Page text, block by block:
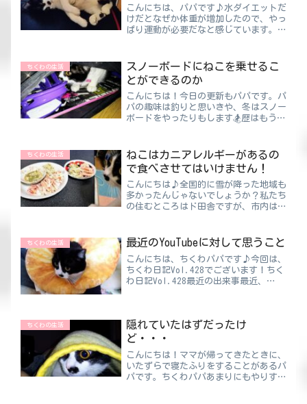
こんにちは、パパです♪水ダイエットだ
けだとなぜか体重が増加したので、やっ
ぱり運動が必要だなと感じています。こ
エットの効果はまったく見られません。
お肌の調子がよくなって頭...
ちくわの生活
スノーボードにねこを乗せるこ
とができるのか
こんにちは！今日の更新もパパです。パ
パの趣味は釣りと思いきや、冬はスノー
ボードをやったりもします🏂歴はもう10
が、だんだんと休憩時間のほうが長くな
ってきます（笑）普通に滑...
ちくわの生活
ねこはカニアレルギーがあるの
で食べさせてはいけません！
こんにちは♪全国的に雪が降った地域も
多かったんじゃないでしょうか？私たち
の住むところはド田舎ですが、市内はほ
いので除去が必要な雪が大嫌いです。ス
ノボ歴は10年越えてるけ...
ちくわの生活 最近のYouTubeに対して思うこと
こんにちは、ちくわパパです♪今回は、
ちくわ日記Vol.428でございます！ちく
わ日記Vol.428最近の出来事最近、
切り替えれ...
ちくわの生活
隠れていたはずだったけ
ど・・・
こんにちは！ママが帰ってきたときに、
いたずらで寝たふりをすることがあるパ
パです。ちくわパパあまりにもやりすぎ